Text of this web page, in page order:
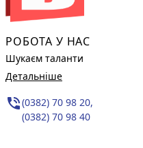
РОБОТА У НАС
Шукаєм таланти
Детальніше
phone_in_talk(0382) 70 98 20,
(0382) 70 98 40